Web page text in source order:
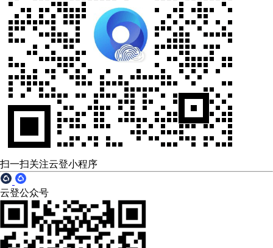
扫一扫关注云登小程序
云登公众号